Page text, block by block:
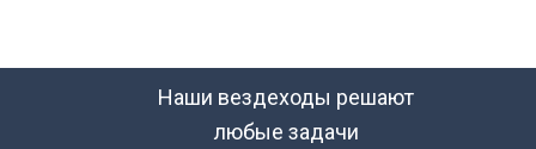
Наши вездеходы решают
любые задачи